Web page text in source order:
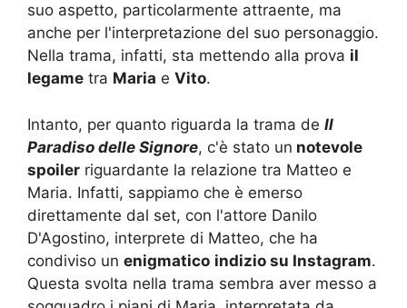
suo aspetto, particolarmente attraente, ma
anche per l'interpretazione del suo personaggio.
Nella trama, infatti, sta mettendo alla prova il
legame tra Maria e Vito.
Intanto, per quanto riguarda la trama de Il
Paradiso delle Signore, c'è stato un notevole
spoiler riguardante la relazione tra Matteo e
Maria. Infatti, sappiamo che è emerso
direttamente dal set, con l'attore Danilo
D'Agostino, interprete di Matteo, che ha
condiviso un enigmatico indizio su Instagram.
Questa svolta nella trama sembra aver messo a